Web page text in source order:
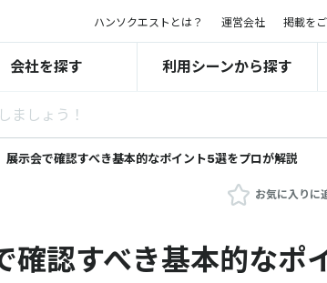
ハンソクエストとは？ 運営会社 掲載を
会社を探す 利用シーンから探す
展示会で確認すべき基本的なポイント5選をプロが解説
お気に入りに
確認すべき基本的なポ